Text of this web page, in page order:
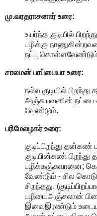
மு.வரதராசனார்உரை:
உயர்ந்த குடியில்
பழிக்கு
நட்பு
சாலமன் பாப்பையா உரை:
நல்ல குடியில்
அஞ்சு பவனின்
வேண்டும்.
பரிமேலழகர் உரை:
குடிப்பிறந்து
குடியின்கண்
பழிக்கஞ்சுவானை;
வேண்டும் - சில
சிறந்தது.
பழியைஅஞ்சலான்
இவைஇரண்டும்